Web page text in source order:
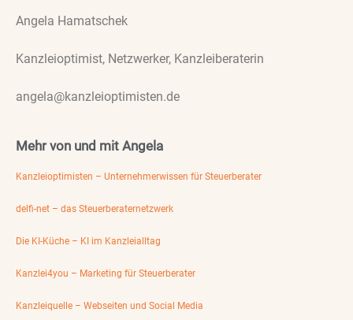
Angela Hamatschek
Kanzleioptimist, Netzwerker, Kanzleiberaterin
angela@kanzleioptimisten.de
Mehr von und mit Angela
Kanzleioptimisten – Unternehmerwissen für Steuerberater
delfi-net – das Steuerberaternetzwerk
Die KI-Küche – KI im Kanzleialltag
Kanzlei4you – Marketing für Steuerberater
Kanzleiquelle – Webseiten und Social Media